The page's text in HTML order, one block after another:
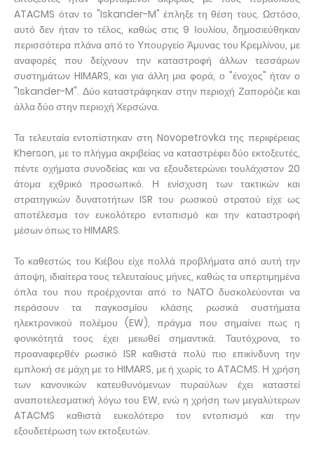
ATACMS όταν το "Iskander-M" έπληξε τη θέση τους. Ωστόσο,
αυτό δεν ήταν το τέλος, καθώς στις 9 Ιουλίου, δημοσιεύθηκαν
περισσότερα πλάνα από το Υπουργείο Άμυνας του Κρεμλίνου, με
αναφορές που δείχνουν την καταστροφή άλλων τεσσάρων
συστημάτων HIMARS, και για άλλη μια φορά, ο "ένοχος" ήταν ο
"Iskander-M". Δύο καταστράφηκαν στην περιοχή Ζαπορόζιε και
άλλα δύο στην περιοχή Χερσώνα.
Τα τελευταία εντοπίστηκαν στη Novopetrovka της περιφέρειας
Kherson, με το πλήγμα ακριβείας να καταστρέφει δύο εκτοξευτές,
πέντε οχήματα συνοδείας και να εξουδετερώνει τουλάχιστον 20
άτομα εχθρικό προσωπικό. Η ενίσχυση των τακτικών και
στρατηγικών δυνατοτήτων ISR του ρωσικού στρατού είχε ως
αποτέλεσμα τον ευκολότερο εντοπισμό και την καταστροφή
μέσων όπως το HIMARS.
Το καθεστώς του Κιέβου είχε πολλά προβλήματα από αυτή την
άποψη, ιδιαίτερα τους τελευταίους μήνες, καθώς τα υπερτιμημένα
όπλα του που προέρχονται από το ΝΑΤΟ δυσκολεύονται να
περάσουν τα παγκοσμίου κλάσης ρωσικά συστήματα
ηλεκτρονικού πολέμου (EW), πράγμα που σημαίνει πως η
φονικότητά τους έχει μειωθεί σημαντικά. Ταυτόχρονα, το
προαναφερθέν ρωσικό ISR καθιστά πολύ πιο επικίνδυνη την
εμπλοκή σε μάχη με το HIMARS, με ή χωρίς το ATACMS. Η χρήση
των κανονικών κατευθυνόμενων πυραύλων έχει καταστεί
αναποτελεσματική λόγω του EW, ενώ η χρήση των μεγαλύτερων
ATACMS καθιστά ευκολότερο τον εντοπισμό και την
εξουδετέρωση των εκτοξευτών.